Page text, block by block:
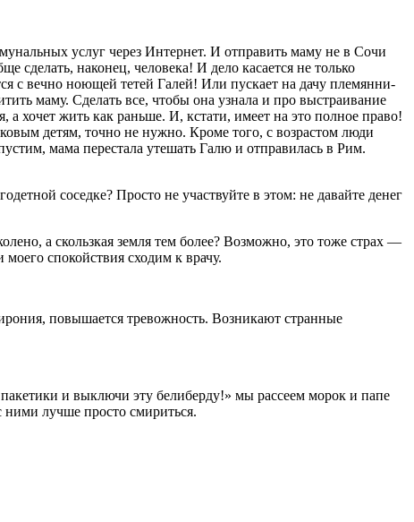
услуг через Интернет. И отправить маму не в Сочи
сделать, наконец, человека! И дело касается не только
с вечно ноющей тетей Га­лей! Или пускает на дачу племянни­
маму. Сделать все, чтобы она узнала и про выстраивание
хочет жить как раньше. И, кста­ти, имеет на это полное право!
детям, точ­но не нужно. Кроме того, с возрастом люди
мама перестала утешать Галю и отправи­лась в Рим.
со­седке? Просто не участвуйте в этом: не давайте денег
а скользкая земля тем более? Возможно, это тоже страх —
спокойствия сходим к врачу.
повышает­ся тревожность. Возникают странные
и выключи эту белиберду!» мы рассе­ем морок и папе
ними лучше просто смириться.